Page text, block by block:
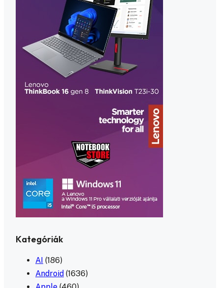
Kategóriák
AI (186)
Android (1636)